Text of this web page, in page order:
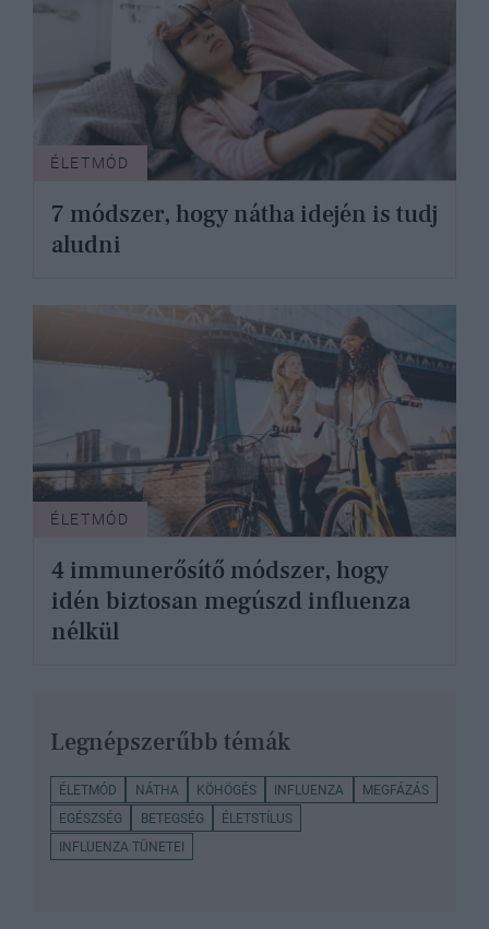
ÉLETMÓD
7 módszer, hogy nátha idején is tudj
aludni
ÉLETMÓD
4 immunerősítő módszer, hogy
idén biztosan megúszd influenza
nélkül
Legnépszerűbb témák
ÉLETMÓD NÁTHA KÖHÖGÉS INFLUENZA
MEGFÁZÁS
EGÉSZSÉG
BETEGSÉG
ÉLETSTÍLUS
INFLUENZA TÜNETEI